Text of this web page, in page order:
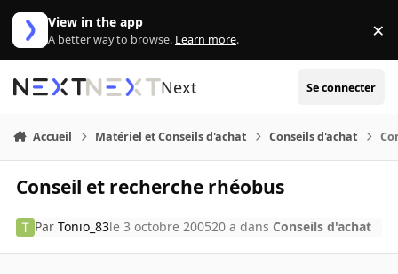
Aller au contenu
View in the app
A better way to browse. Learn more. ×
Next Se connecter
Accueil Matériel et Conseils d'achat Conseils d'achat
Conseil et recherche rhéobus
ParTonio_83le 3 octobre 200520 a dans Conseils d'achat